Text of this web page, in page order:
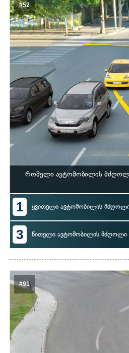
#52
რომელი ავტომობილის მძღოლი
1 ყვითელი ავტომობილის
3 წითელი ავტომობილის მძღოლი
#91